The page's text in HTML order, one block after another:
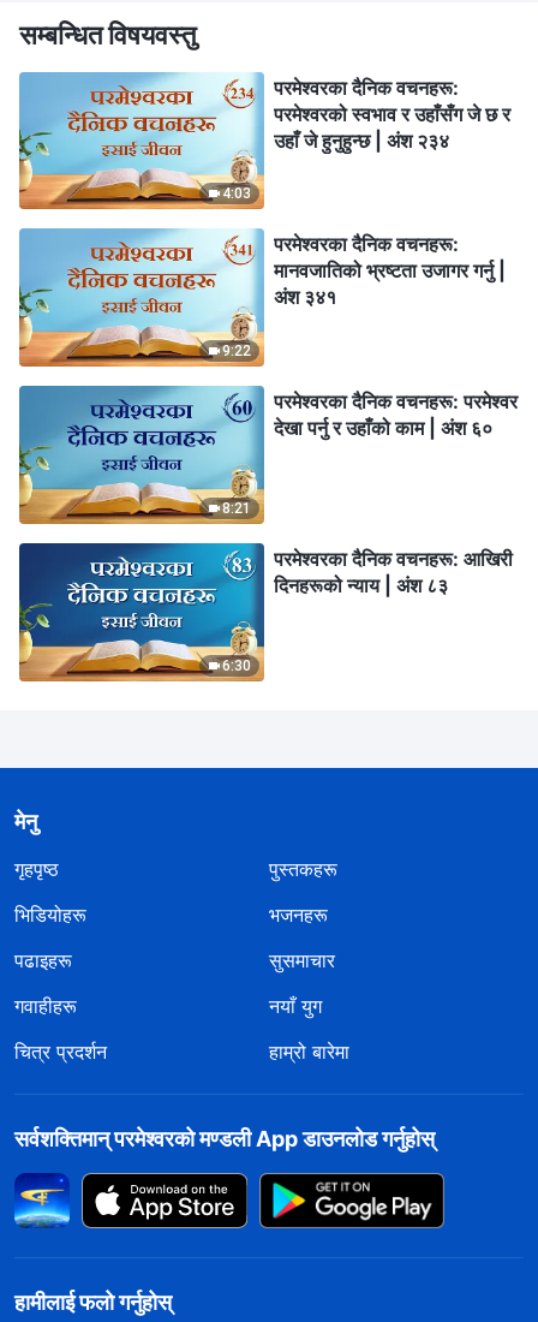
सम्बन्धित विषयवस्तु
4:03
परमेश्‍वरका दैनिक वचनहरू:
परमेश्‍वरको स्वभाव र उहाँसँग जे छ र
उहाँ जे हुनुहुन्छ | अंश २३४
9:22
परमेश्‍वरका दैनिक वचनहरू:
मानवजातिको भ्रष्टता उजागर गर्नु |
अंश ३४१
8:21
परमेश्‍वरका दैनिक वचनहरू: परमेश्‍वर
देखा पर्नु र उहाँको काम | अंश ६०
6:30
परमेश्‍वरका दैनिक वचनहरू: आखिरी
दिनहरूको न्याय | अंश ८३
मेनु
गृहपृष्ठ
पुस्तकहरू
भिडियोहरू
भजनहरू
पढाइहरू
सुसमाचार
गवाहीहरू
नयाँ युग
चित्र प्रदर्शन
हाम्रो बारेमा
सर्वशक्तिमान्‌ परमेश्‍वरको मण्डली App डाउनलोड गर्नुहोस्
हामीलाई फलो गर्नुहोस्